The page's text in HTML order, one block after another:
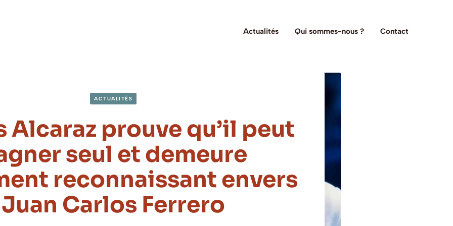
Actualités Qui sommes-nous ? Contact
ACTUALITÉS
Alcaraz prouve qu’il peut
seul et demeure
reconnaissant envers
Juan Carlos Ferrero